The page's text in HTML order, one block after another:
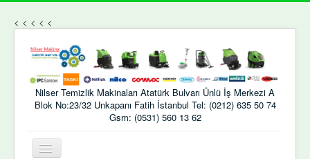
< < < < <
Nilser Temizlik Makinaları Atatürk Bulvarı Ünlü İş Merkezi A
Blok No:23/32 Unkapanı Fatih İstanbul Tel: (0212) 635 50 74
Gsm: (0531) 560 13 62
Gezinme